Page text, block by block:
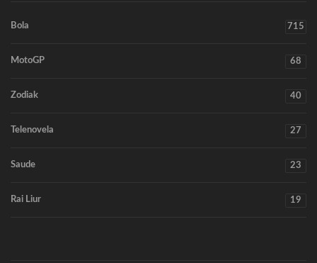
Bola 715
MotoGP 68
Zodiak 40
Telenovela 27
Saude 23
Rai Liur 19